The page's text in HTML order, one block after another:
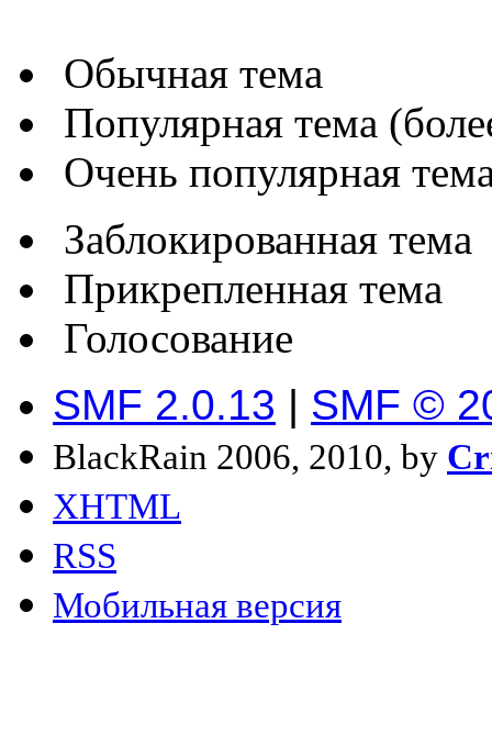
Обычная тема
Популярная тема
Очень популярная
Заблокированная тема
Прикрепленная тема
Голосование
SMF 2.0.13 | SMF ©
BlackRain 2006, 2010, by
XHTML
RSS
Мобильная версия